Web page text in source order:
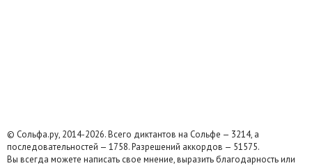
© Сольфа.ру, 2014-2026. Всего диктантов на Сольфе — 3214, а
последовательностей — 1758. Разрешений аккордов — 51575.
Вы всегда можете написать свое мнение, выразить благодарность или